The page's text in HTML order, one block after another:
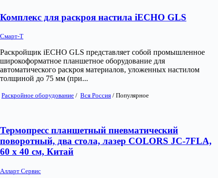
Комплекс для раскроя настила iECHO GLS
Смарт-Т
Раскройщик iECHO GLS представляет собой промышленное
широкоформатное планшетное оборудование для
автоматического раскроя материалов, уложенных настилом
толщиной до 75 мм (при...
Раскройное оборудование / Вся Россия / Популярное
Термопресс планшетный пневматический
поворотный, два стола, лазер COLORS JC-7FLA,
60 х 40 см, Китай
Алларт Сервис